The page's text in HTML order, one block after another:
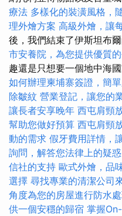
療法 多樣化的裝潢風格，
理外燴方案 高級外燴，讓
後，我們結束了伊斯坦布
市安養院，為您提供優質
趣還是只想要一個地中海
如何辦理柬埔寨簽證，簡
除皺紋 營業登記，讓您的
讓長者安享晚年 西屯肩頸
幫助您做好預算 西屯肩頸
動的需求 假牙費用詳情，
詢問，解答您法律上的疑惑
信社的支持 歐式外燴，品
選擇 尋找專業的清潔公司
角度為您的房屋進行防水
供一個安穩的歸宿 掌握